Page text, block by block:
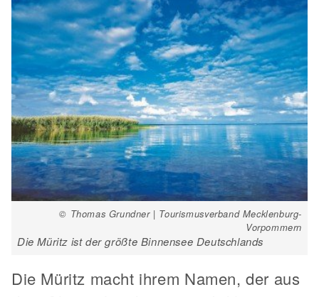
© Thomas Grundner | Tourismusverband Mecklenburg-
Vorpommern
Die Müritz ist der größte Binnensee Deutschlands
Die Müritz macht ihrem Namen, der aus